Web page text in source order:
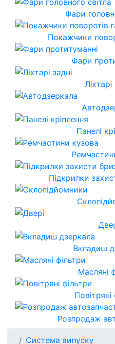
Фари
Покажчики
Фари
Ліхтарі
Панелі
Підкрилки
Вкладиш
Масляні
Повітряні
Розпродаж
Система випуску